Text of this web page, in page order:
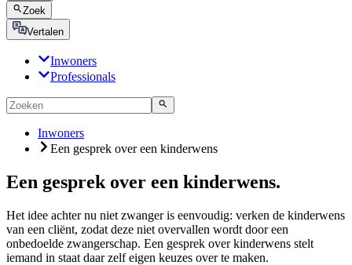
Zoek
Vertalen
Inwoners
Professionals
Inwoners
Een gesprek over een kinderwens
Een gesprek over een kinderwens.
Het idee achter nu niet zwanger is eenvoudig: verken de kinderwens
van een cliënt, zodat deze niet overvallen wordt door een
onbedoelde zwangerschap. Een gesprek over kinderwens stelt
iemand in staat daar zelf eigen keuzes over te maken.